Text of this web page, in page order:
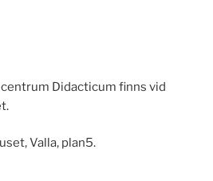
Didacticum finns vid
Valla, plan5.